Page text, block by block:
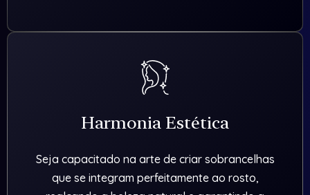
Harmonia Estética
Seja capacitado na arte de criar sobrancelhas
que se integram perfeitamente ao rosto,